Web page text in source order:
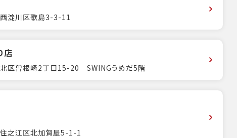
淀川区歌島3-3-11
店
区曽根崎2丁目15-20 SWINGうめだ5階
之江区北加賀屋5-1-1